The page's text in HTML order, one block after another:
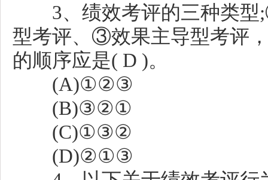
3、绩效考评的三种类型
型考评、③效果主导型考评
的顺序应是( D )。
(A)①②③
(B)③②①
(C)①③②
(D)②①③